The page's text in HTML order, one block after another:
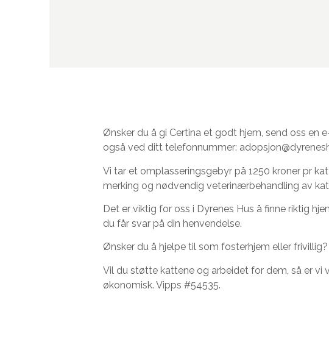
Ønsker du å gi Certina et godt hjem, send oss
også ved ditt telefonnummer:
Vi tar et omplasseringsgebyr på 1250 kroner pr
merking og nødvendig veterinærbehandling av
Det er viktig for oss i Dyrenes Hus å finne riktig
du får svar på din henvendelse.
Ønsker du å hjelpe til som fosterhjem eller
Vil du støtte kattene og arbeidet for dem, så er
økonomisk. Vipps #54535.